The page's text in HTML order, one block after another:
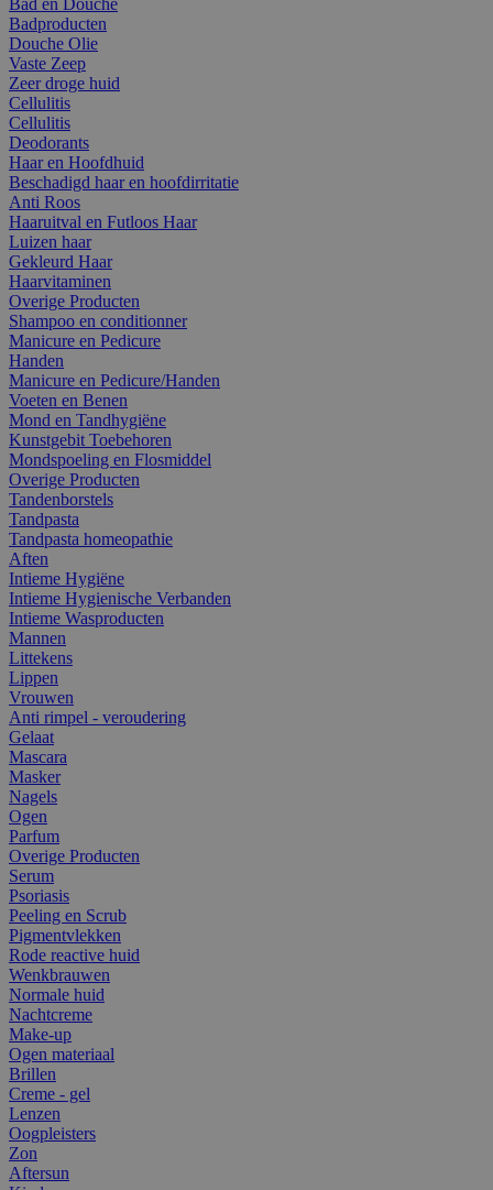
Badproducten
Douche Olie
Vaste Zeep
Zeer droge huid
Cellulitis
Cellulitis
Deodorants
Haar en Hoofdhuid
Beschadigd haar en hoofdirritatie
Anti Roos
Haaruitval en Futloos Haar
Luizen haar
Gekleurd Haar
Haarvitaminen
Overige Producten
Shampoo en conditionner
Manicure en Pedicure
Handen
Manicure en Pedicure/Handen
Voeten en Benen
Mond en Tandhygiëne
Kunstgebit Toebehoren
Mondspoeling en Flosmiddel
Overige Producten
Tandenborstels
Tandpasta
Tandpasta homeopathie
Aften
Intieme Hygiëne
Intieme Hygienische Verbanden
Intieme Wasproducten
Mannen
Littekens
Lippen
Vrouwen
Anti rimpel - veroudering
Gelaat
Mascara
Masker
Nagels
Ogen
Parfum
Overige Producten
Serum
Psoriasis
Peeling en Scrub
Pigmentvlekken
Rode reactive huid
Wenkbrauwen
Normale huid
Nachtcreme
Make-up
Ogen materiaal
Brillen
Creme - gel
Lenzen
Oogpleisters
Zon
Aftersun